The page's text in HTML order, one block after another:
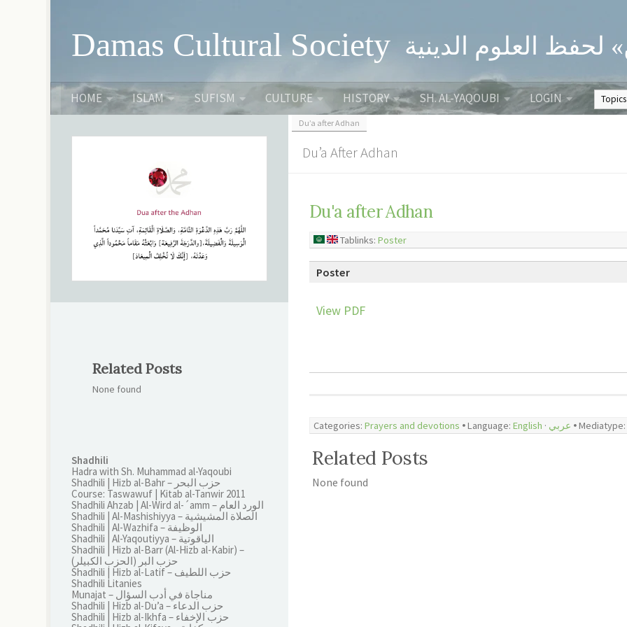
Damas Cultural Society لحفظ العلوم الدينية
HOME ISLAM SUFISM CULTURE HISTORY SH. AL-YAQOUBI LOGIN
Du’a after Adhan
Du’a After Adhan
Du'a after Adhan
Tablinks: Poster
Poster
View PDF
Categories: Prayers and devotions 🞄 Language: English · عربي 🞄 Mediatype:
Related Posts
None found
Related Posts
None found
Shadhili
Hadra with Sh. Muhammad al-Yaqoubi
Shadhili | Hizb al-Bahr – حزب البحر
Course: Taswawuf | Kitab al-Tanwir 2011
Shadhili Ahzab | Al-Wird al-´amm – الورد العام
Shadhili | Al-Mashishiyya – الصلاة المشيشية
Shadhili | Al-Wazhifa – الوظيفة
Shadhili | Al-Yaqoutiyya – الياقوتية
Shadhili | Hizb al-Barr (Al-Hizb al-Kabir) –
(الحزب الكبيلر) حزب البر
Shadhili | Hizb al-Latif – حزب اللطيف
Shadhili Litanies
Munajat – مناجاة في أدب السؤال
Shadhili | Hizb al-Du’a – حزب الدعاء
Shadhili | Hizb al-Ikhfa – حزب الإخفاء